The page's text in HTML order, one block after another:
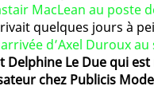
MacLean au poste
quelques jours à
d’Axel Duroux
Delphine Le Due qui
chez Publicis